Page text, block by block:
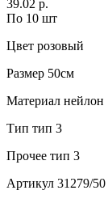
39.02 р.
По 10 шт
Цвет розовый
Размер 50см
Материал нейлон
Тип тип 3
Прочее тип 3
Артикул 31279/50